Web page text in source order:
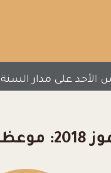
على مدار السنة